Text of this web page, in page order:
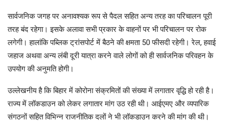
सार्वजनिक जगह पर अनावश्यक रूप से पैदल सहित अन्य तरह का परिचालन पूरी
तरह बंद रहेगा। इसके अलावा सभी प्रकार के वाहनों पर भी परिचालन पर रोक
लगेगी। हालांकि पब्लिक ट्रांसपोर्ट में बैठने की क्षमता 50 फीसदी रहेगी। रेल, हवाई
जहाज अथवा अन्य लंबी दूरी यात्रा करने वाले लोगों को ही सार्वजनिक परिवहन के
उपयोग की अनुमति होगी।
उल्लेखनीय है कि बिहार में कोरोना संक्रमितों की संख्या में लगातार वृद्धि हो रही है।
राज्य में लॉकडाउन को लेकर लगातार मांग उठ रही थी। आईएमए और व्यपारिक
संगठनों सहित विभिन्न राजनीतिक दलों ने भी लॉकडाउन करने की मांग की थी।